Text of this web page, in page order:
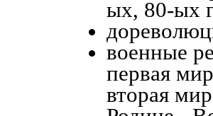
ых, 80-ых
военные
первая
вторая